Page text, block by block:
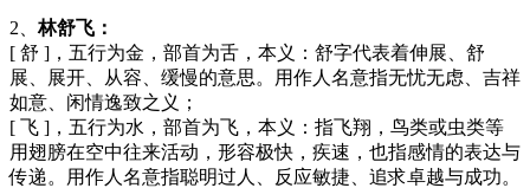
2、林舒飞：
[ 舒 ]，五行为金，部首为舌，本义：舒字代表着伸展、舒
展、展开、从容、缓慢的意思。用作人名意指无忧无虑、吉祥
如意、闲情逸致之义；
[ 飞 ]，五行为水，部首为飞，本义：指飞翔，鸟类或虫类等
用翅膀在空中往来活动，形容极快，疾速，也指感情的表达与
传递。用作人名意指聪明过人、反应敏捷、追求卓越与成功。